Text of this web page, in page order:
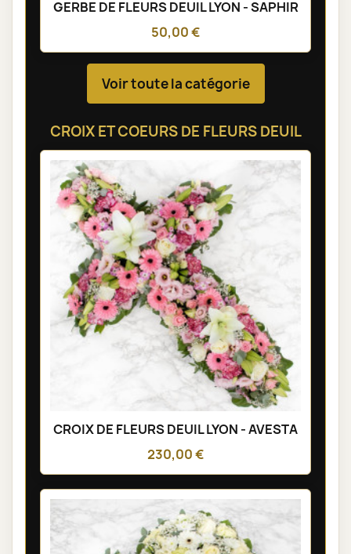
GERBE DE FLEURS DEUIL LYON - SAPHIR
50,00 €
Voir toute la catégorie
CROIX ET COEURS DE FLEURS DEUIL
CROIX DE FLEURS DEUIL LYON - AVESTA
230,00 €